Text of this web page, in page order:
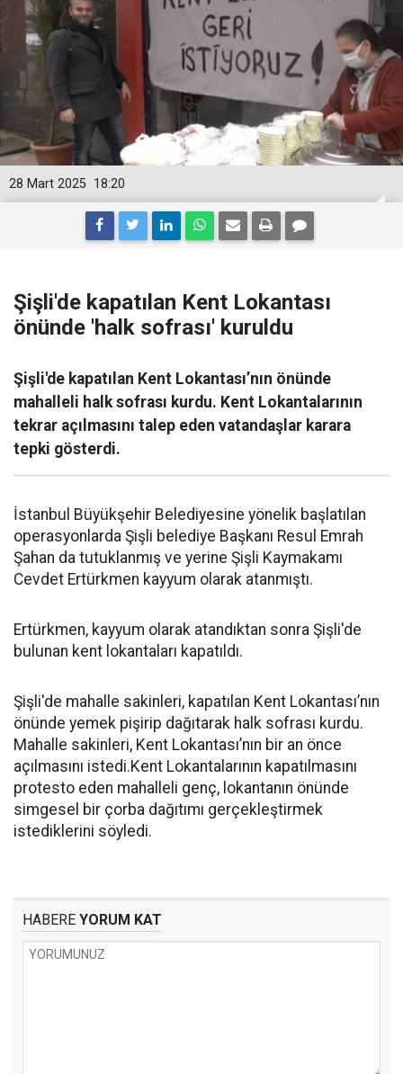
18:20
28 Mart 2025
Şişli'de kapatılan Kent Lokantası
önünde 'halk sofrası' kuruldu
Şişli'de kapatılan Kent Lokantası’nın önünde
mahalleli halk sofrası kurdu. Kent Lokantalarının
tekrar açılmasını talep eden vatandaşlar karara
tepki gösterdi.
İstanbul Büyükşehir Belediyesine yönelik başlatılan
operasyonlarda Şişli belediye Başkanı Resul Emrah
Şahan da tutuklanmış ve yerine Şişli Kaymakamı
Cevdet Ertürkmen kayyum olarak atanmıştı.
Ertürkmen, kayyum olarak atandıktan sonra Şişli'de
bulunan kent lokantaları kapatıldı.
Şişli'de mahalle sakinleri, kapatılan Kent Lokantası’nın
önünde yemek pişirip dağıtarak halk sofrası kurdu.
Mahalle sakinleri, Kent Lokantası’nın bir an önce
açılmasını istedi.Kent Lokantalarının kapatılmasını
protesto eden mahalleli genç, lokantanın önünde
simgesel bir çorba dağıtımı gerçekleştirmek
istediklerini söyledi.
HABERE YORUM KAT